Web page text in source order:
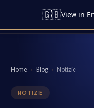
Home › Blog › Notizie
NOTIZIE
🇬🇧View in